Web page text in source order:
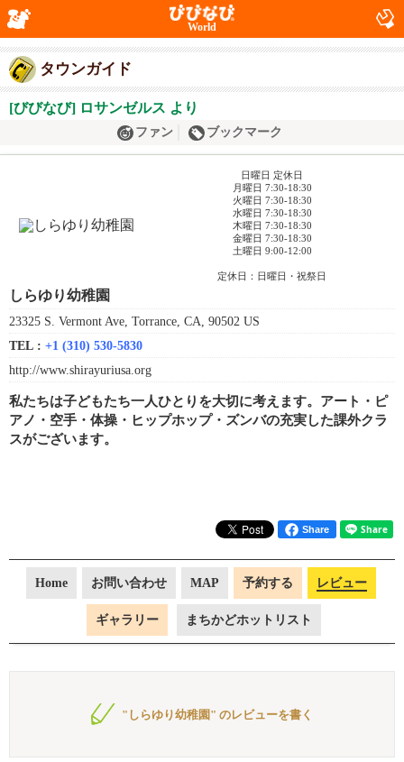
World
タウンガイド
[びびなび] ロサンゼルス より
ファン ブックマーク
日曜日 定休日
月曜日 7:30-18:30
火曜日 7:30-18:30
水曜日 7:30-18:30
木曜日 7:30-18:30
金曜日 7:30-18:30
土曜日 9:00-12:00
定休日：日曜日・祝祭日
しらゆり幼稚園
23325 S. Vermont Ave, Torrance, CA, 90502 US
TEL : +1 (310) 530-5830
http://www.shirayuriusa.org
私たちは子どもたち一人ひとりを大切に考えます。アート・ピ
アノ・空手・体操・ヒップホップ・ズンバの充実した課外クラ
スがございます。
Share
Home お問い合わせ MAP 予約する レビュー
ギャラリー まちかどホットリスト
"しらゆり幼稚園" のレビューを書く